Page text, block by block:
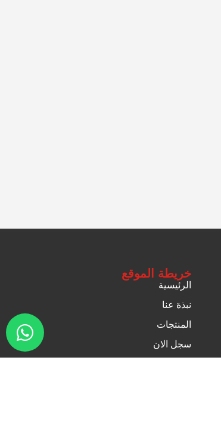
خريطة الموقع
الرئيسية
نبذة عنا
المنتجات
سجل الان